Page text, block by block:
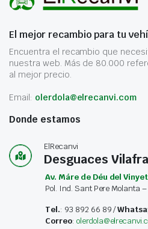
El mejor recambio para tu
Encuentra el recambio que
nuestra web. Más de 80.000
al mejor precio.
Email: olerdola@elrecanvi.com
Donde estamos
ElRecanvi
Desguaces
Av. Máre de Déu del
Pol. Ind. Sant Pere Molanta
Tel.: 93 892 66 89 /
Correo: